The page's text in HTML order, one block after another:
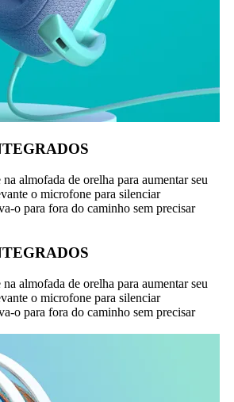
almofada de orelha para aumentar seu
o microfone para silenciar
o para fora do caminho sem precisar
almofada de orelha para aumentar seu
o microfone para silenciar
o para fora do caminho sem precisar